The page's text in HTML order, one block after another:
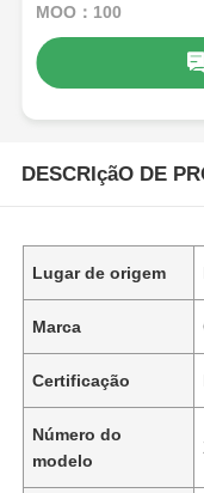
MOQ：100
DESCRIçãO DE
Lugar de origem
Marca
Certificação
Número do
modelo